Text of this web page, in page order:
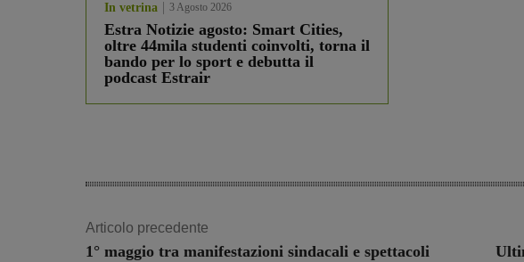
In vetrina 3 Agosto 2026
Estra Notizie agosto: Smart Cities,
oltre 44mila studenti coinvolti, torna il
bando per lo sport e debutta il
podcast Estrair
Articolo precedente
1° maggio tra manifestazioni sindacali e spettacoli